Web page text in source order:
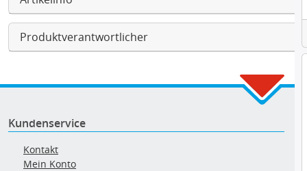
Produktverantwortlicher
Kundenservice
Kontakt
Mein Konto